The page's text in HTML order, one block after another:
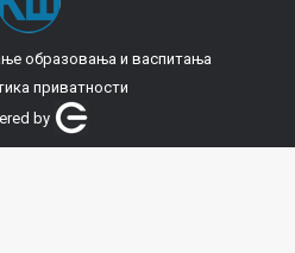
образовања и васпитања
приватности
by